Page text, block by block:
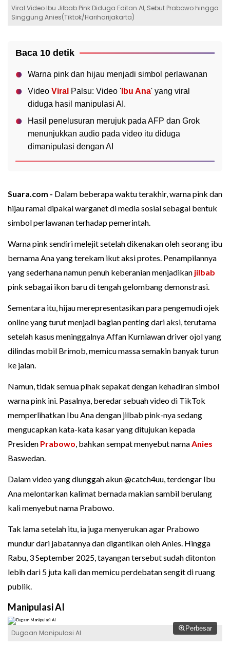
Viral Video Ibu Jilbab Pink Diduga Editan AI, Sebut Prabowo hingga
Singgung Anies(Tiktok/Hariharijakarta)
Baca 10 detik
Warna pink dan hijau menjadi simbol perlawanan
Video Viral Palsu: Video ' Ibu Ana' yang viral
diduga hasil manipulasi AI.
Hasil penelusuran merujuk pada AFP dan Grok
menunjukkan audio pada video itu diduga
dimanipulasi dengan AI
Suara.com - Dalam beberapa waktu terakhir, warna pink dan
hijau ramai dipakai warganet di media sosial sebagai bentuk
simbol perlawanan terhadap pemerintah.
Warna pink sendiri melejit setelah dikenakan oleh seorang ibu
bernama Ana yang terekam ikut aksi protes. Penampilannya
yang sederhana namun penuh keberanian menjadikan jilbab
pink sebagai ikon baru di tengah gelombang demonstrasi.
Sementara itu, hijau merepresentasikan para pengemudi ojek
online yang turut menjadi bagian penting dari aksi, terutama
setelah kasus meninggalnya Affan Kurniawan driver ojol yang
dilindas mobil Brimob, memicu massa semakin banyak turun
ke jalan.
Namun, tidak semua pihak sepakat dengan kehadiran simbol
warna pink ini. Pasalnya, beredar sebuah video di TikTok
memperlihatkan Ibu Ana dengan jilbab pink-nya sedang
mengucapkan kata-kata kasar yang ditujukan kepada
Presiden Prabowo, bahkan sempat menyebut namaAnies
Baswedan.
Dalam video yang diunggah akun @catch4uu, terdengar Ibu
Ana melontarkan kalimat bernada makian sambil berulang
kali menyebut nama Prabowo.
Tak lama setelah itu, ia juga menyerukan agar Prabowo
mundur dari jabatannya dan digantikan oleh Anies. Hingga
Rabu, 3 September 2025, tayangan tersebut sudah ditonton
lebih dari 5 juta kali dan memicu perdebatan sengit di ruang
publik.
Manipulasi AI
Perbesar
Dugaan Manipulasi AI